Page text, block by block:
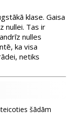
klase. Gaisa
nullei. Tas ir
nulles
ka visa
netiks
šādām